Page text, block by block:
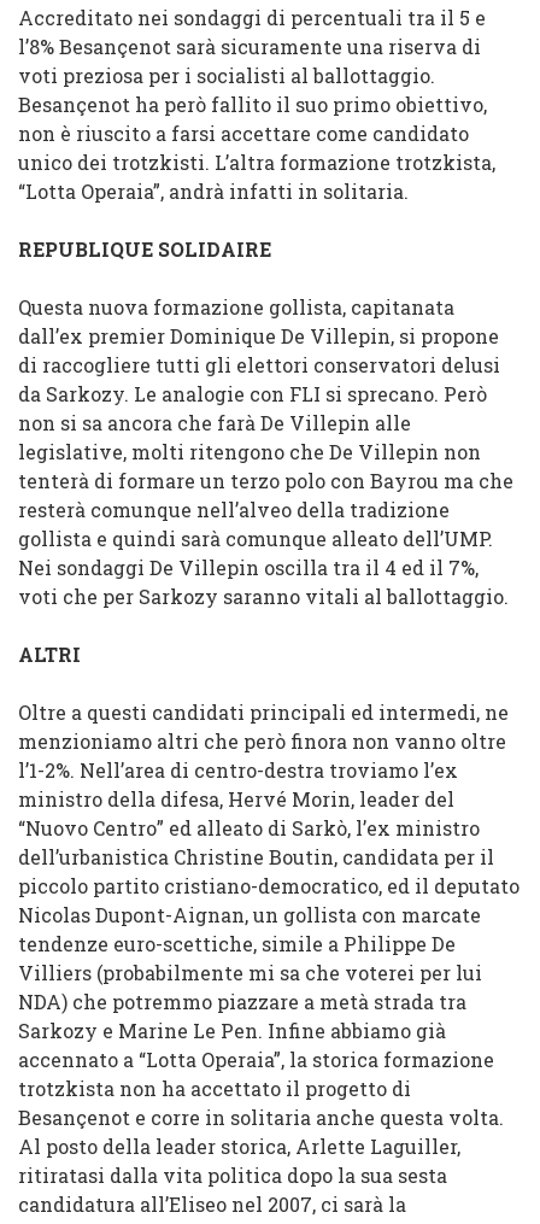
Accreditato nei sondaggi di percentuali tra il 5 e
l’8% Besançenot sarà sicuramente una riserva di
voti preziosa per i socialisti al ballottaggio.
Besançenot ha però fallito il suo primo obiettivo,
non è riuscito a farsi accettare come candidato
unico dei trotzkisti. L’altra formazione trotzkista,
“Lotta Operaia”, andrà infatti in solitaria.
REPUBLIQUE SOLIDAIRE
Questa nuova formazione gollista, capitanata
dall’ex premier Dominique De Villepin, si propone
di raccogliere tutti gli elettori conservatori delusi
da Sarkozy. Le analogie con FLI si sprecano. Però
non si sa ancora che farà De Villepin alle
legislative, molti ritengono che De Villepin non
tenterà di formare un terzo polo con Bayrou ma che
resterà comunque nell’alveo della tradizione
gollista e quindi sarà comunque alleato dell’UMP.
Nei sondaggi De Villepin oscilla tra il 4 ed il 7%,
voti che per Sarkozy saranno vitali al ballottaggio.
ALTRI
Oltre a questi candidati principali ed intermedi, ne
menzioniamo altri che però finora non vanno oltre
l’1-2%. Nell’area di centro-destra troviamo l’ex
ministro della difesa, Hervé Morin, leader del
“Nuovo Centro” ed alleato di Sarkò, l’ex ministro
dell’urbanistica Christine Boutin, candidata per il
piccolo partito cristiano-democratico, ed il deputato
Nicolas Dupont-Aignan, un gollista con marcate
tendenze euro-scettiche, simile a Philippe De
Villiers (probabilmente mi sa che voterei per lui
NDA) che potremmo piazzare a metà strada tra
Sarkozy e Marine Le Pen. Infine abbiamo già
accennato a “Lotta Operaia”, la storica formazione
trotzkista non ha accettato il progetto di
Besançenot e corre in solitaria anche questa volta.
Al posto della leader storica, Arlette Laguiller,
ritiratasi dalla vita politica dopo la sua sesta
candidatura all’Eliseo nel 2007, ci sarà la